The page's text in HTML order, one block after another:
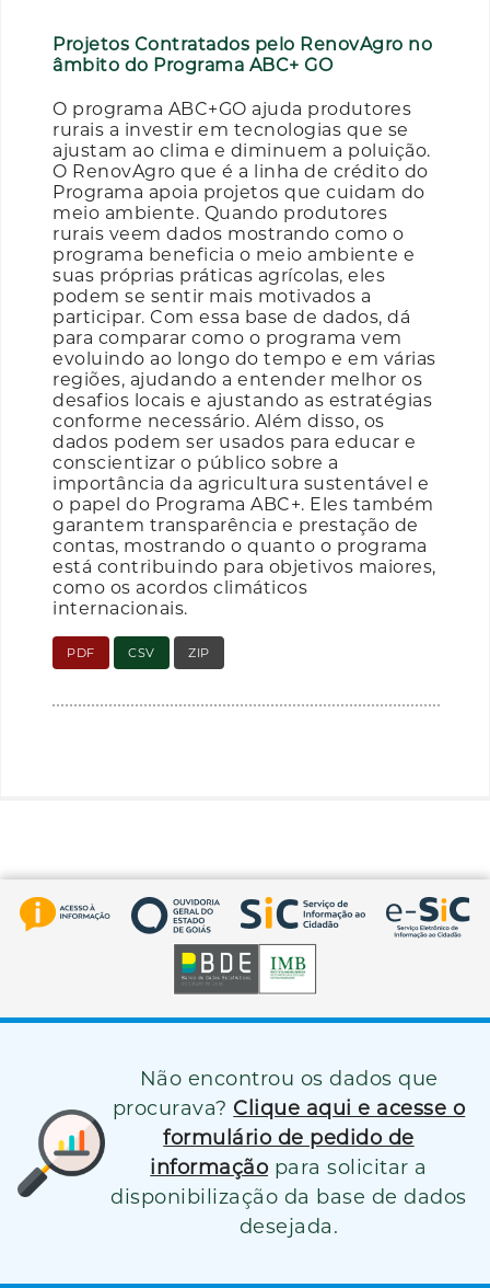
Projetos Contratados pelo RenovAgro no
âmbito do Programa ABC+ GO
O programa ABC+GO ajuda produtores
rurais a investir em tecnologias que se
ajustam ao clima e diminuem a poluição.
O RenovAgro que é a linha de crédito do
Programa apoia projetos que cuidam do
meio ambiente. Quando produtores
rurais veem dados mostrando como o
programa beneficia o meio ambiente e
suas próprias práticas agrícolas, eles
podem se sentir mais motivados a
participar. Com essa base de dados, dá
para comparar como o programa vem
evoluindo ao longo do tempo e em várias
regiões, ajudando a entender melhor os
desafios locais e ajustando as estratégias
conforme necessário. Além disso, os
dados podem ser usados para educar e
conscientizar o público sobre a
importância da agricultura sustentável e
o papel do Programa ABC+. Eles também
garantem transparência e prestação de
contas, mostrando o quanto o programa
está contribuindo para objetivos maiores,
como os acordos climáticos
internacionais.
PDF CSV ZIP
Não encontrou os dados que
procurava? Clique aqui e acesse o
formulário de pedido de
informação para solicitar a
disponibilização da base de dados
desejada.